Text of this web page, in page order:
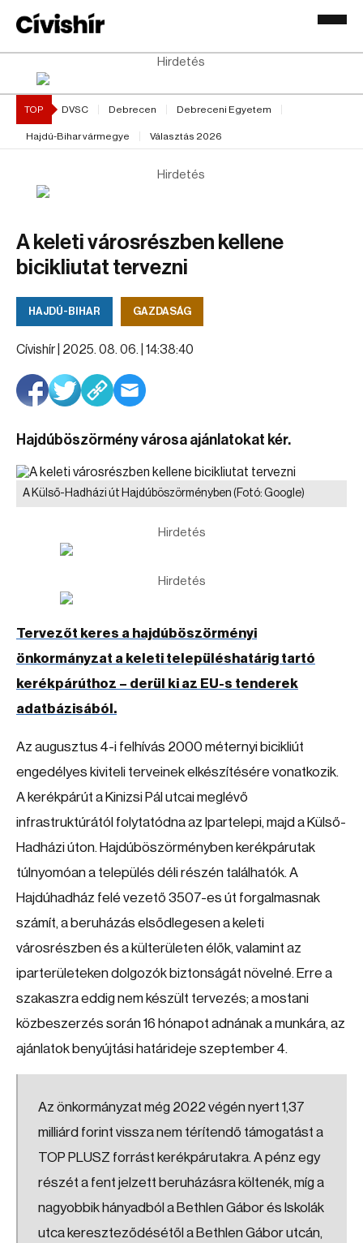
Hirdetés
TOP DVSC Debrecen Debreceni Egyetem
Hajdú-Bihar vármegye Választás 2026
Hirdetés
A keleti városrészben kellene
bicikliutat tervezni
HAJDÚ-BIHAR GAZDASÁG
Cívishír | 2025. 08. 06. | 14:38:40
Hajdúböszörmény városa ajánlatokat kér.
A Külső-Hadházi út Hajdúböszörményben (Fotó: Google)
Hirdetés
Hirdetés
Tervezőt keres a hajdúböszörményi
önkormányzat a keleti településhatárig tartó
kerékpárúthoz – derül ki az EU-s tenderek
adatbázisából.
Az augusztus 4-i felhívás 2000 méternyi bicikliút
engedélyes kiviteli terveinek elkészítésére vonatkozik.
A kerékpárút a Kinizsi Pál utcai meglévő
infrastruktúrától folytatódna az Ipartelepi, majd a Külső-
Hadházi úton. Hajdúböszörményben kerékpárutak
túlnyomóan a település déli részén találhatók. A
Hajdúhadház felé vezető 3507-es út forgalmasnak
számít, a beruházás elsődlegesen a keleti
városrészben és a külterületen élők, valamint az
iparterületeken dolgozók biztonságát növelné. Erre a
szakaszra eddig nem készült tervezés; a mostani
közbeszerzés során 16 hónapot adnának a munkára, az
ajánlatok benyújtási határideje szeptember 4.
Az önkormányzat még 2022 végén nyert 1,37
milliárd forint vissza nem térítendő támogatást a
TOP PLUSZ forrást kerékpárutakra. A pénz egy
részét a fent jelzett beruházásra költenék, míg a
nagyobbik hányadból a Bethlen Gábor és Iskolák
utca kereszteződésétől a Bethlen Gábor utcán,